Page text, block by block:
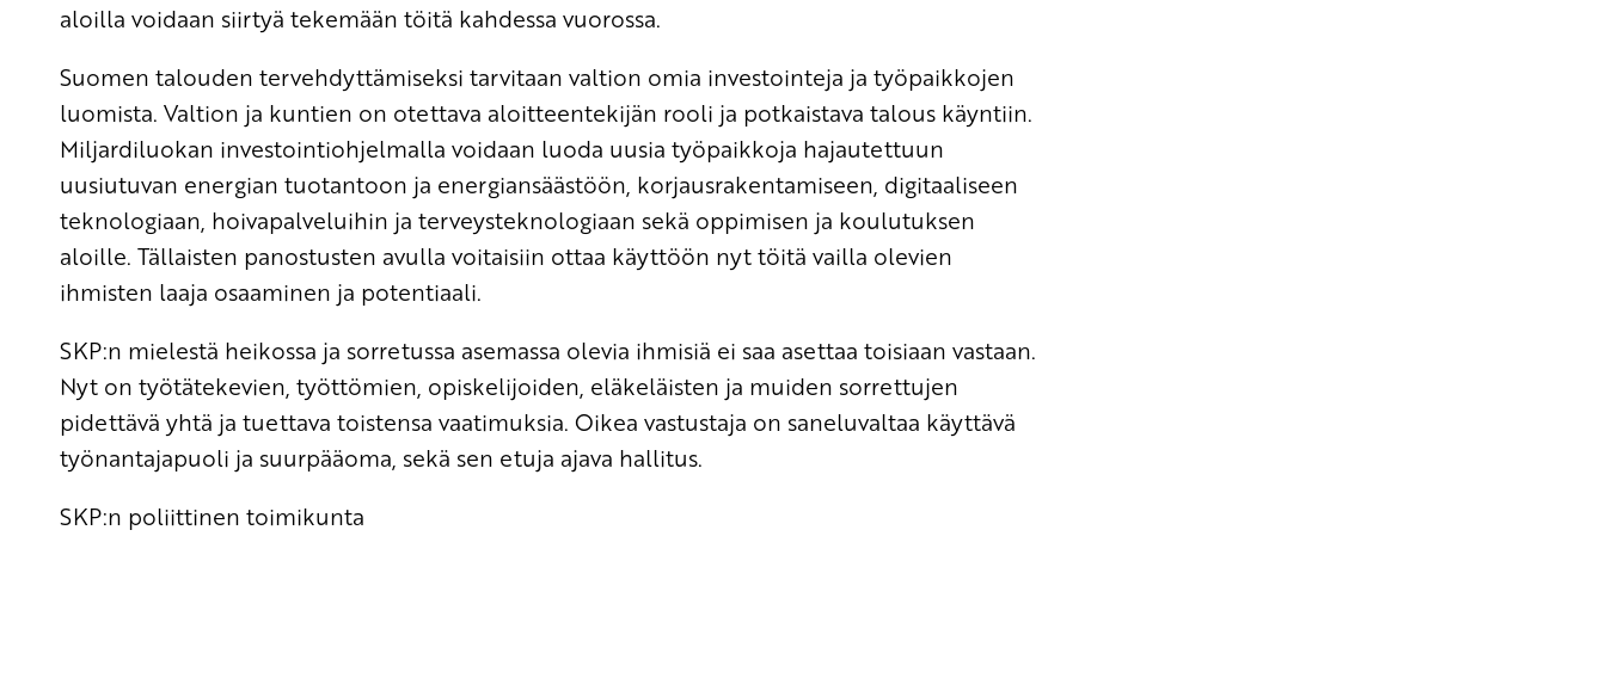
aloilla voidaan siirtyä tekemään töitä kahdessa vuorossa.
Suomen talouden tervehdyttämiseksi tarvitaan valtion omia investointeja ja työpaikkojen
luomista. Valtion ja kuntien on otettava aloitteentekijän rooli ja potkaistava talous käyntiin.
Miljardiluokan investointiohjelmalla voidaan luoda uusia työpaikkoja hajautettuun
uusiutuvan energian tuotantoon ja energiansäästöön, korjausrakentamiseen, digitaaliseen
teknologiaan, hoivapalveluihin ja terveysteknologiaan sekä oppimisen ja koulutuksen
aloille. Tällaisten panostusten avulla voitaisiin ottaa käyttöön nyt töitä vailla olevien
ihmisten laaja osaaminen ja potentiaali.
SKP:n mielestä heikossa ja sorretussa asemassa olevia ihmisiä ei saa asettaa toisiaan vastaan.
Nyt on työtätekevien, työttömien, opiskelijoiden, eläkeläisten ja muiden sorrettujen
pidettävä yhtä ja tuettava toistensa vaatimuksia. Oikea vastustaja on saneluvaltaa käyttävä
työnantajapuoli ja suurpääoma, sekä sen etuja ajava hallitus.
SKP:n poliittinen toimikunta